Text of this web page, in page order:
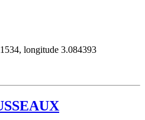
longitude 3.084393